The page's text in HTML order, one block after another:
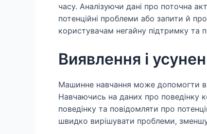
часу. Аналізуючи дані про поточна
потенційні проблеми або запити й
користувачам негайну підтримку та
Виявлення і
Машинне навчання може допомогти
Навчаючись на даних про поведінку
поведінку та повідомляти про
швидко вирішувати проблеми,